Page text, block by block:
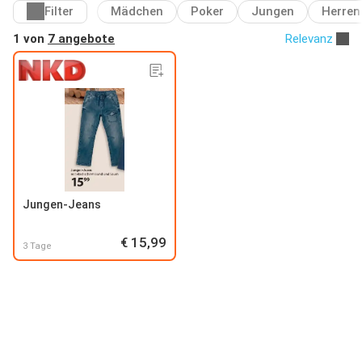
Filter Mädchen Poker Jungen
Herren
1 von 7 angebote Relevanz
Jungen-Jeans
3 Tage € 15,99